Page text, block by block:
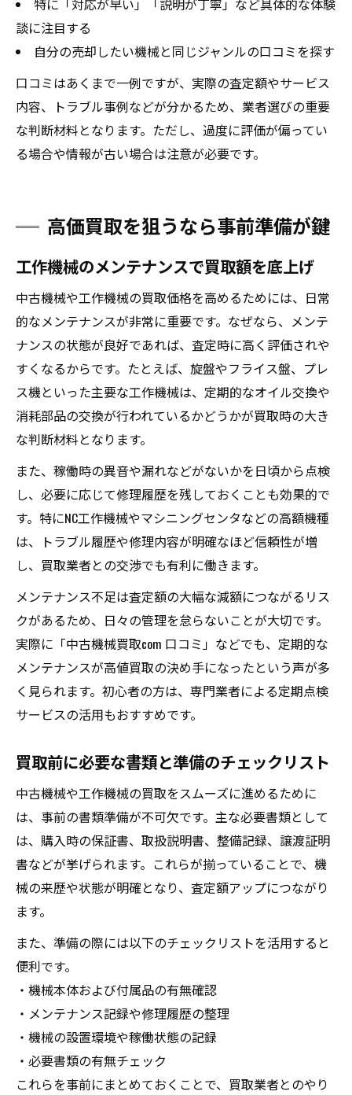
特に「対応が早い」「説明が丁寧」など具体的な体験
談に注目する
自分の売却したい機械と同じジャンルの口コミを探す
口コミはあくまで一例ですが、実際の査定額やサービス
内容、トラブル事例などが分かるため、業者選びの重要
な判断材料となります。ただし、過度に評価が偏ってい
る場合や情報が古い場合は注意が必要です。
高価買取を狙うなら事前準備が鍵
工作機械のメンテナンスで買取額を底上げ
中古機械や工作機械の買取価格を高めるためには、日常
的なメンテナンスが非常に重要です。なぜなら、メンテ
ナンスの状態が良好であれば、査定時に高く評価されや
すくなるからです。たとえば、旋盤やフライス盤、プレ
ス機といった主要な工作機械は、定期的なオイル交換や
消耗部品の交換が行われているかどうかが買取時の大き
な判断材料となります。
また、稼働時の異音や漏れなどがないかを日頃から点検
し、必要に応じて修理履歴を残しておくことも効果的で
す。特にNC工作機械やマシニングセンタなどの高額機種
は、トラブル履歴や修理内容が明確なほど信頼性が増
し、買取業者との交渉でも有利に働きます。
メンテナンス不足は査定額の大幅な減額につながるリス
クがあるため、日々の管理を怠らないことが大切です。
実際に「中古機械買取com 口コミ」などでも、定期的な
メンテナンスが高値買取の決め手になったという声が多
く見られます。初心者の方は、専門業者による定期点検
サービスの活用もおすすめです。
買取前に必要な書類と準備のチェックリスト
中古機械や工作機械の買取をスムーズに進めるために
は、事前の書類準備が不可欠です。主な必要書類として
は、購入時の保証書、取扱説明書、整備記録、譲渡証明
書などが挙げられます。これらが揃っていることで、機
械の来歴や状態が明確となり、査定額アップにつながり
ます。
また、準備の際には以下のチェックリストを活用すると
便利です。
・機械本体および付属品の有無確認
・メンテナンス記録や修理履歴の整理
・機械の設置環境や稼働状態の記録
・必要書類の有無チェック
これらを事前にまとめておくことで、買取業者とのやり